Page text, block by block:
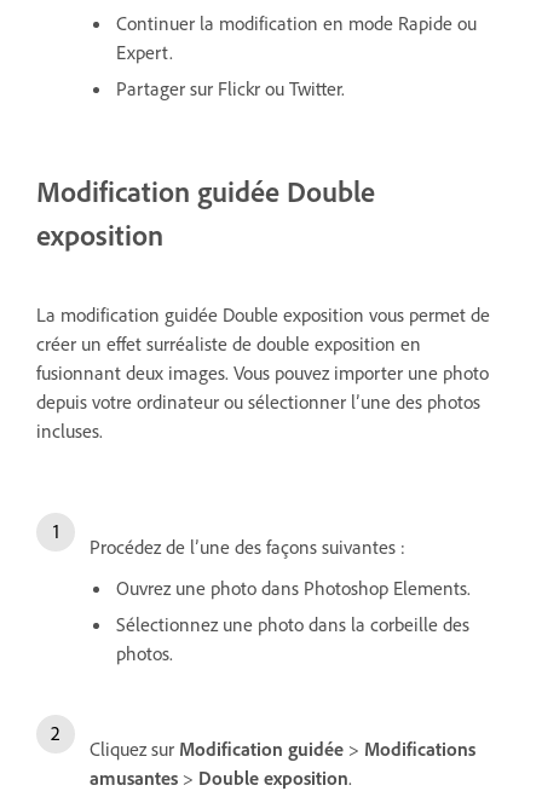
Continuer la modification en mode Rapide ou
Expert.
Partager sur Flickr ou Twitter.
Modification guidée Double
exposition
La modification guidée Double exposition vous permet de
créer un effet surréaliste de double exposition en
fusionnant deux images. Vous pouvez importer une photo
depuis votre ordinateur ou sélectionner l’une des photos
incluses.
Procédez de l’une des façons suivantes :
Ouvrez une photo dans Photoshop Elements.
Sélectionnez une photo dans la corbeille des
photos.
Cliquez sur Modification guidée > Modifications
amusantes > Double exposition.